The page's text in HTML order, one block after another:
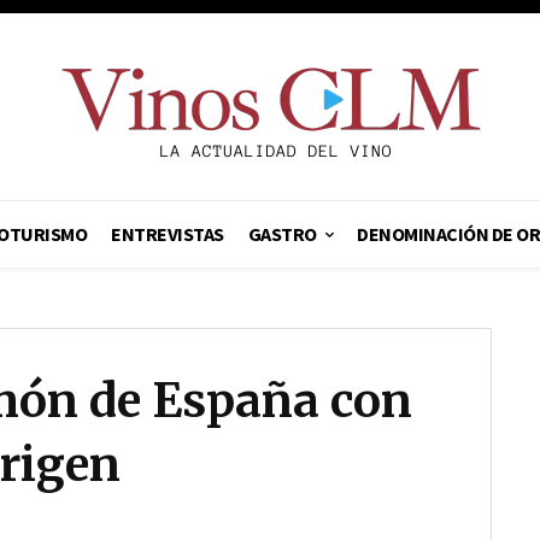
ENTREVISTAS GASTRO DENOMINACIÓN DE
de España con